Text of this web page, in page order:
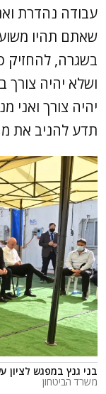
עבודה נהדרת
שאתם תהיו
בשגרה, להחזיק
ושלא יהיה צורך
יהיה צורך ואני
תדע להניב את
בני גנץ במפגש לציון
משרד הביטחון